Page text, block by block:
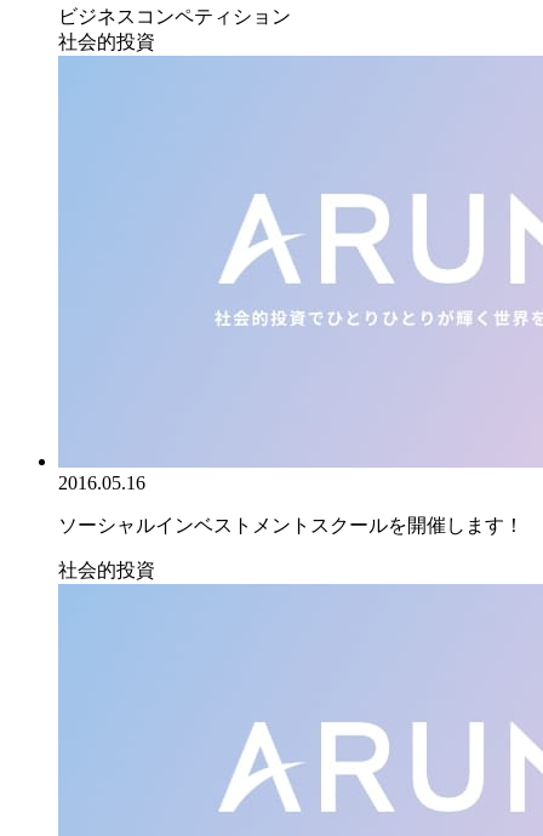
ビジネスコンペティション
社会的投資
2016.05.16
ソーシャルインベストメントスクールを開催します！
社会的投資